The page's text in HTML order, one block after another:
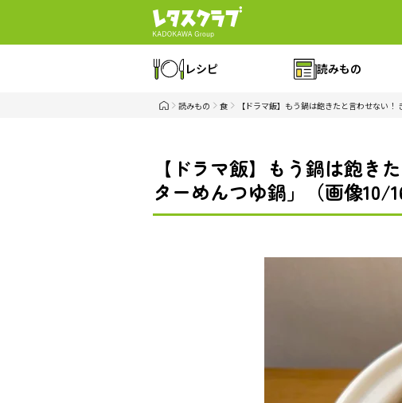
レシピ 読みもの
読みもの 食 【ドラマ飯】もう鍋は飽きたと言わせない
【ドラマ飯】もう鍋は飽き
ターめんつゆ鍋」（画像10/